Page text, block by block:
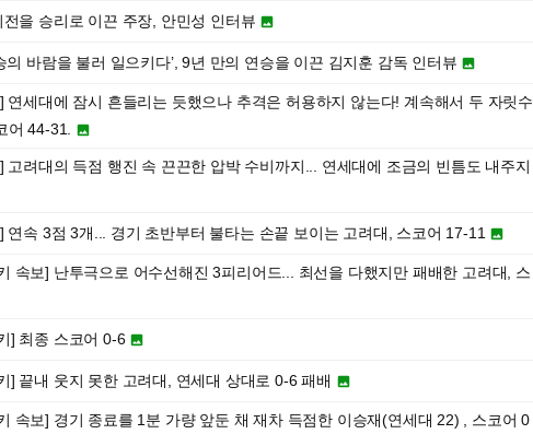
을 승리로 이끈 주장, 안민성 인터뷰 
의 바람을 불러 일으키다’, 9년 만의 연승을 이끈 김지훈 감독 인터뷰 
연세대에 잠시 흔들리는 듯했으나 추격은 허용하지 않는다! 계속해서 두 자릿수
어 44-31.

고려대의 득점 행진 속 끈끈한 압박 수비까지... 연세대에 조금의 빈틈도 내주지
연속 3점 3개... 경기 초반부터 불타는 손끝 보이는 고려대, 스코어 17-11 
속보] 난투극으로 어수선해진 3피리어드... 최선을 다했지만 패배한 고려대, 스
] 최종 스코어 0-6 
] 끝내 웃지 못한 고려대, 연세대 상대로 0-6 패배 
속보] 경기 종료를 1분 가량 앞둔 채 재차 득점한 이승재(연세대 22) , 스코어 0